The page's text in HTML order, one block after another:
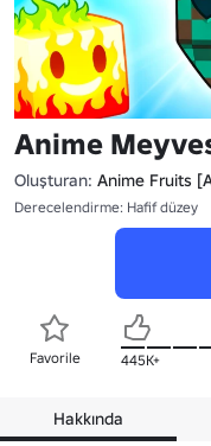
Anime
Oluşturan: Anime Fruits
Derecelendirme: Hafif düzey
Favorile 445K+
Hakkında